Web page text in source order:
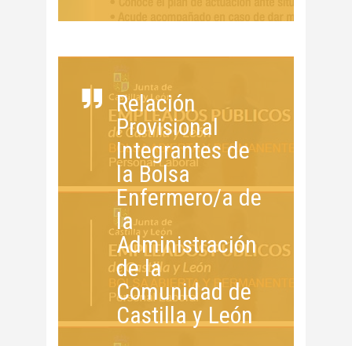
Relación
Provisional
Integrantes de
la Bolsa
Enfermero/a de
la
Administración
de la
Comunidad de
Castilla y León